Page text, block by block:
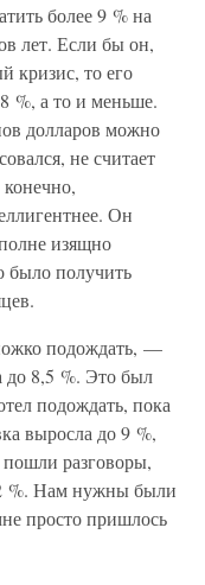
более 9 % на
лет. Если бы он,
кризис, то его
%, а то и меньше.
долларов можно
не считает
Он
изящно
получить
подождать, —
до 8,5 %. Это был
подождать, пока
выросла до 9 %,
разговоры,
%. Нам нужны были
просто пришлось